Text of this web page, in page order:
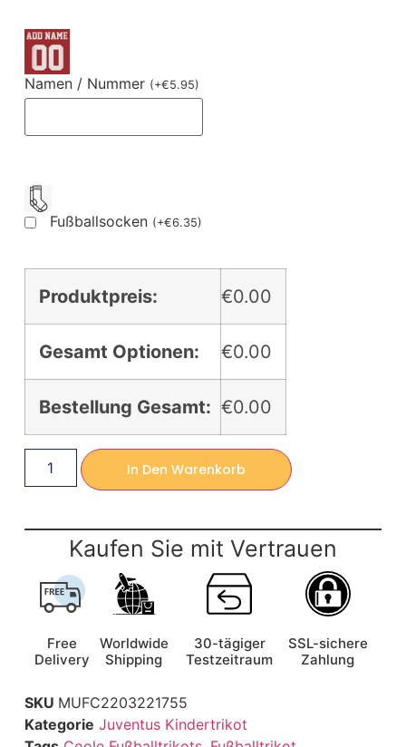
Namen / Nummer (+€5.95)
Fußballsocken (+€6.35)
Produktpreis: €0.00
Gesamt Optionen: €0.00
Bestellung Gesamt: €0.00
In Den Warenkorb
Kaufen Sie mit Vertrauen
Free
Delivery
Worldwide
Shipping
30-tägiger
Testzeitraum
SSL-sichere
Zahlung
SKU MUFC2203221755
Kategorie Juventus Kindertrikot